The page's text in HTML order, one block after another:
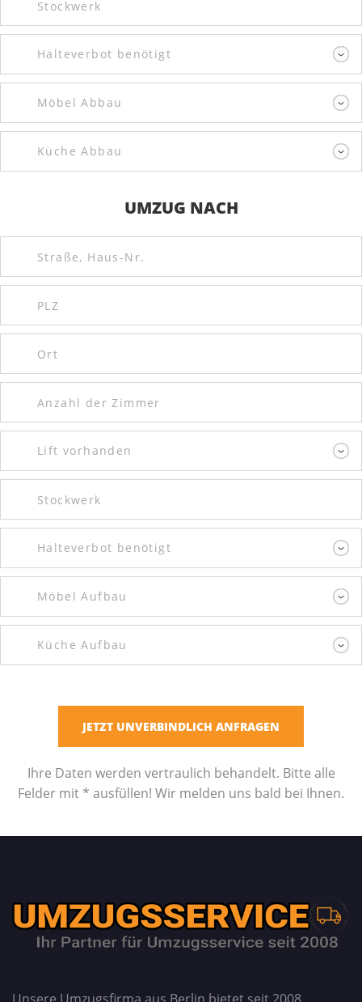
UMZUG NACH
Ihre Daten werden vertraulich behandelt. Bitte alle
Felder mit * ausfüllen! Wir melden uns bald bei Ihnen.